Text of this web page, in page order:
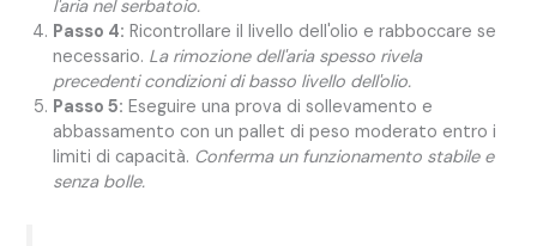
l'aria nel serbatoio.
Passo 4: Ricontrollare il livello dell'olio e rabboccare se
necessario. La rimozione dell'aria spesso rivela
precedenti condizioni di basso livello dell'olio.
Passo 5: Eseguire una prova di sollevamento e
abbassamento con un pallet di peso moderato entro i
limiti di capacità. Conferma un funzionamento stabile e
senza bolle.